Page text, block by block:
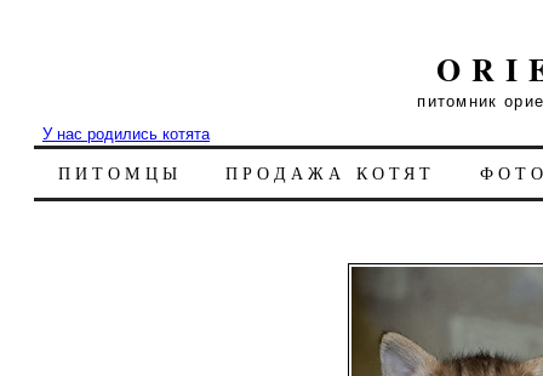
питомник
У нас родились котята
ПИТОМЦЫ ПРОДАЖА КОТЯТ